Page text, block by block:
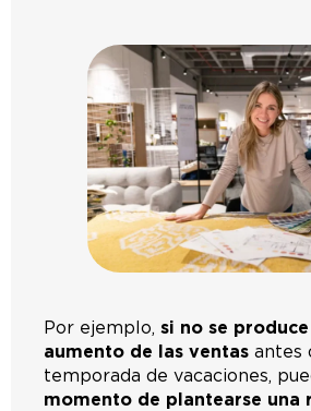
Por ejemplo, si no se
aumento de las ventas antes
temporada de vacaciones,
momento de plantearse una